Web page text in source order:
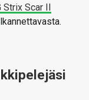
Scar II